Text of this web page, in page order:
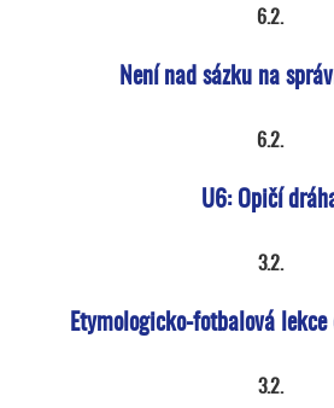
6.2.
Není nad sázku na
6.2.
U6: Opičí
3.2.
Etymologicko-fotbalová lekce
3.2.